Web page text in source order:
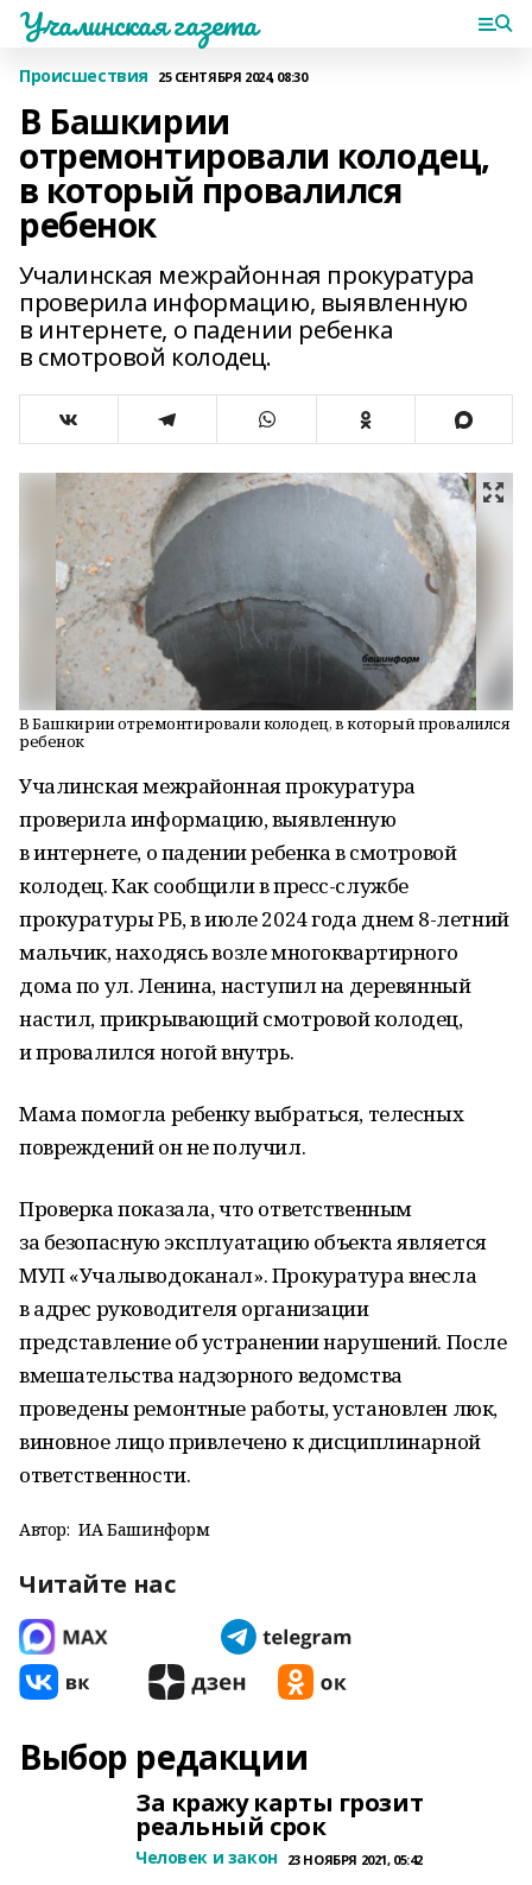
Учалинская газета
Происшествия 25 СЕНТЯБРЯ 2024, 08:30
В Башкирии
отремонтировали колодец,
в который провалился
ребенок
Учалинская межрайонная прокуратура
проверила информацию, выявленную
в интернете, о падении ребенка
в смотровой колодец.
В Башкирии отремонтировали колодец, в который провалился
ребенок
Учалинская межрайонная прокуратура
проверила информацию, выявленную
в интернете, о падении ребенка в смотровой
колодец. Как сообщили в пресс-службе
прокуратуры РБ, в июле 2024 года днем 8-летний
мальчик, находясь возле многоквартирного
дома по ул. Ленина, наступил на деревянный
настил, прикрывающий смотровой колодец,
и провалился ногой внутрь.
Мама помогла ребенку выбраться, телесных
повреждений он не получил.
Проверка показала, что ответственным
за безопасную эксплуатацию объекта является
МУП «Учалыводоканал». Прокуратура внесла
в адрес руководителя организации
представление об устранении нарушений. После
вмешательства надзорного ведомства
проведены ремонтные работы, установлен люк,
виновное лицо привлечено к дисциплинарной
ответственности.
Автор: ИА Башинформ
Читайте нас
Выбор редакции
За кражу карты грозит
реальный срок
Человек и закон 23 НОЯБРЯ 2021, 05:42